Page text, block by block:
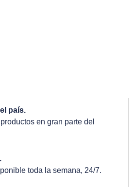
país.
en gran parte del
toda la semana, 24/7.